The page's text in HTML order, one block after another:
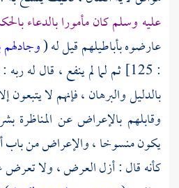
عليه وسلم كان مأمورا بالدعاء
عارضوه بأباطيلهم قيل له (
: 125] ثم لما لم ينفع ، قال له
بالدليل والبرهان ، فإنهم لا يتبعون
وقابلهم بالإعراض عن المناظرة
يكون منسوخا ، والإعراض من باب
كأنه قال : أزل العرض ، ولا تعرض